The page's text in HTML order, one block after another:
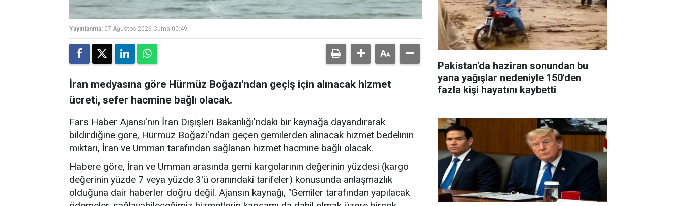
Yayınlanma: 07 Ağustos 2026 Cuma 00:49
İran medyasına göre Hürmüz Boğazı'ndan geçiş için alınacak hizmet
ücreti, sefer hacmine bağlı olacak.
Fars Haber Ajansı'nın İran Dışişleri Bakanlığı'ndaki bir kaynağa dayandırarak
bildirdiğine göre, Hürmüz Boğazı'ndan geçen gemilerden alınacak hizmet bedelinin
miktarı, İran ve Umman tarafından sağlanan hizmet hacmine bağlı olacak.
Habere göre, İran ve Umman arasında gemi kargolarının değerinin yüzdesi (kargo
değerinin yüzde 7 veya yüzde 3'ü oranındaki tarifeler) konusunda anlaşmazlık
olduğuna dair haberler doğru değil. Ajansın kaynağı, "Gemiler tarafından yapılacak
Pakistan'da haziran sonundan bu
yana yağışlar nedeniyle 150'den
fazla kişi hayatını kaybetti